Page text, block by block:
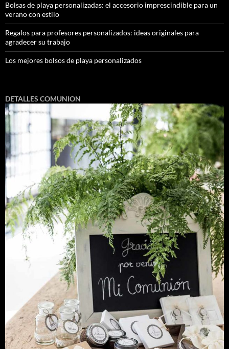
Bolsas de playa personalizadas: el accesorio imprescindible para un
verano con estilo
Regalos para profesores personalizados: ideas originales para
agradecer su trabajo
Los mejores bolsos de playa personalizados
DETALLES COMUNION